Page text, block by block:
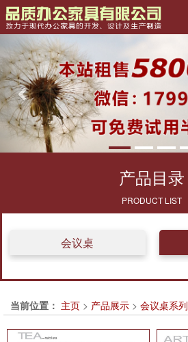
Previous
产品目录
PRODUCT LIST
会议桌
当前位置： 主页 > 产品展示 > 会议桌系列